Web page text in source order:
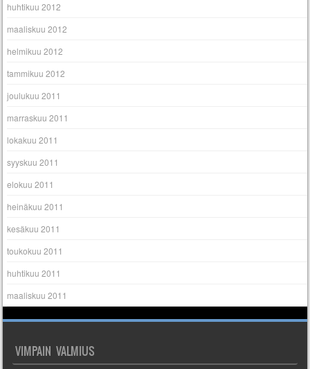
huhtikuu 2012
maaliskuu 2012
helmikuu 2012
tammikuu 2012
joulukuu 2011
marraskuu 2011
lokakuu 2011
syyskuu 2011
elokuu 2011
heinäkuu 2011
kesäkuu 2011
toukokuu 2011
huhtikuu 2011
maaliskuu 2011
VIMPAIN VALMIUS